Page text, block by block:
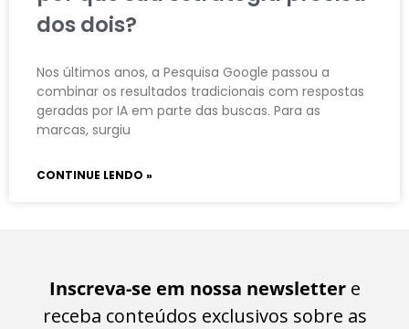
dos dois?
Nos últimos anos, a Pesquisa Google passou a
combinar os resultados tradicionais com respostas
geradas por IA em parte das buscas. Para as
marcas, surgiu
CONTINUE LENDO »
Inscreva-se em nossa newslettere
receba conteúdos exclusivos sobre as